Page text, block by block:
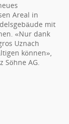
Areal in
mit
«Nur dank
Uznach
können»,
Söhne AG.